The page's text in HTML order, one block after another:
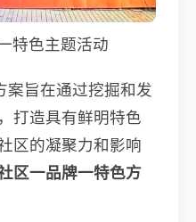
特色主题活动
案旨在通过挖掘和发
打造具有鲜明特色
区的凝聚力和影响
区一品牌一特色方